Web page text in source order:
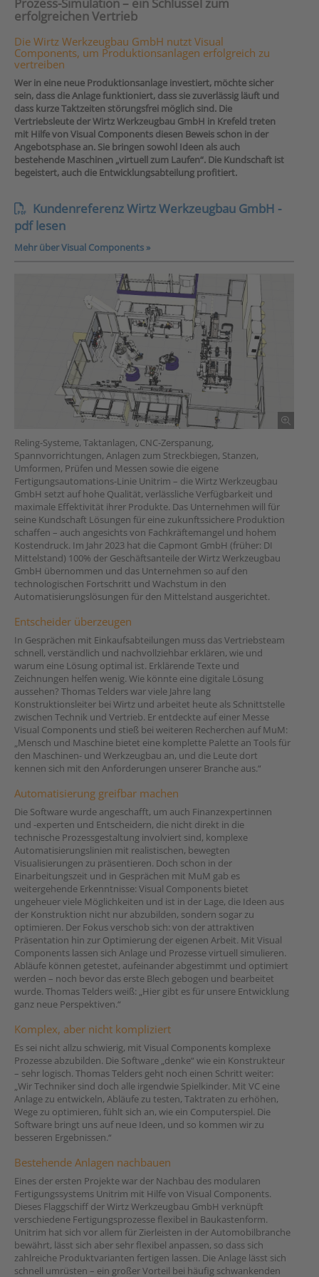
Prozess-Simulation – ein Schlüssel zum
erfolgreichen Vertrieb
Die Wirtz Werkzeugbau GmbH nutzt Visual
Components, um Produktionsanlagen erfolgreich zu
vertreiben
Wer in eine neue Produktionsanlage investiert, möchte sicher
sein, dass die Anlage funktioniert, dass sie zuverlässig läuft und
dass kurze Taktzeiten störungsfrei möglich sind. Die
Vertriebsleute der Wirtz Werkzeugbau GmbH in Krefeld treten
mit Hilfe von Visual Components diesen Beweis schon in der
Angebotsphase an. Sie bringen sowohl Ideen als auch
bestehende Maschinen „virtuell zum Laufen“. Die Kundschaft ist
begeistert, auch die Entwicklungsabteilung profitiert.
Kundenreferenz Wirtz Werkzeugbau GmbH -
pdf lesen
Mehr über Visual Components »
Reling-Systeme, Taktanlagen, CNC-Zerspanung,
Spannvorrichtungen, Anlagen zum Streckbiegen, Stanzen,
Umformen, Prüfen und Messen sowie die eigene
Fertigungsautomations-Linie Unitrim – die Wirtz Werkzeugbau
GmbH setzt auf hohe Qualität, verlässliche Verfügbarkeit und
maximale Effektivität ihrer Produkte. Das Unternehmen will für
seine Kundschaft Lösungen für eine zukunftssichere Produktion
schaffen – auch angesichts von Fachkräftemangel und hohem
Kostendruck. Im Jahr 2023 hat die Capmont GmbH (früher: DI
Mittelstand) 100% der Geschäftsanteile der Wirtz Werkzeugbau
GmbH übernommen und das Unternehmen so auf den
technologischen Fortschritt und Wachstum in den
Automatisierungslösungen für den Mittelstand ausgerichtet.
Entscheider überzeugen
In Gesprächen mit Einkaufsabteilungen muss das Vertriebsteam
schnell, verständlich und nachvollziehbar erklären, wie und
warum eine Lösung optimal ist. Erklärende Texte und
Zeichnungen helfen wenig. Wie könnte eine digitale Lösung
aussehen? Thomas Telders war viele Jahre lang
Konstruktionsleiter bei Wirtz und arbeitet heute als Schnittstelle
zwischen Technik und Vertrieb. Er entdeckte auf einer Messe
Visual Components und stieß bei weiteren Recherchen auf MuM:
„Mensch und Maschine bietet eine komplette Palette an Tools für
den Maschinen- und Werkzeugbau an, und die Leute dort
kennen sich mit den Anforderungen unserer Branche aus.“
Automatisierung greifbar machen
Die Software wurde angeschafft, um auch Finanzexpertinnen
und -experten und Entscheidern, die nicht direkt in die
technische Prozessgestaltung involviert sind, komplexe
Automatisierungslinien mit realistischen, bewegten
Visualisierungen zu präsentieren. Doch schon in der
Einarbeitungszeit und in Gesprächen mit MuM gab es
weitergehende Erkenntnisse: Visual Components bietet
ungeheuer viele Möglichkeiten und ist in der Lage, die Ideen aus
der Konstruktion nicht nur abzubilden, sondern sogar zu
optimieren. Der Fokus verschob sich: von der attraktiven
Präsentation hin zur Optimierung der eigenen Arbeit. Mit Visual
Components lassen sich Anlage und Prozesse virtuell simulieren.
Abläufe können getestet, aufeinander abgestimmt und optimiert
werden – noch bevor das erste Blech gebogen und bearbeitet
wurde. Thomas Telders weiß: „Hier gibt es für unsere Entwicklung
ganz neue Perspektiven.“
Komplex, aber nicht kompliziert
Es sei nicht allzu schwierig, mit Visual Components komplexe
Prozesse abzubilden. Die Software „denke“ wie ein Konstrukteur
– sehr logisch. Thomas Telders geht noch einen Schritt weiter:
„Wir Techniker sind doch alle irgendwie Spielkinder. Mit VC eine
Anlage zu entwickeln, Abläufe zu testen, Taktraten zu erhöhen,
Wege zu optimieren, fühlt sich an, wie ein Computerspiel. Die
Software bringt uns auf neue Ideen, und so kommen wir zu
besseren Ergebnissen.“
Bestehende Anlagen nachbauen
Eines der ersten Projekte war der Nachbau des modularen
Fertigungssystems Unitrim mit Hilfe von Visual Components.
Dieses Flaggschiff der Wirtz Werkzeugbau GmbH verknüpft
verschiedene Fertigungsprozesse flexibel in Baukastenform.
Unitrim hat sich vor allem für Zierleisten in der Automobilbranche
bewährt, lässt sich aber sehr flexibel anpassen, so dass sich
zahlreiche Produktvarianten fertigen lassen. Die Anlage lässt sich
schnell umrüsten – ein großer Vorteil bei häufig schwankenden